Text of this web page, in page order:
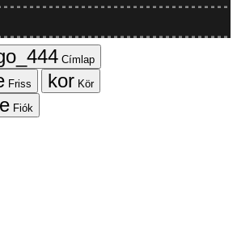
Címlap
Friss
Kör
Fiók